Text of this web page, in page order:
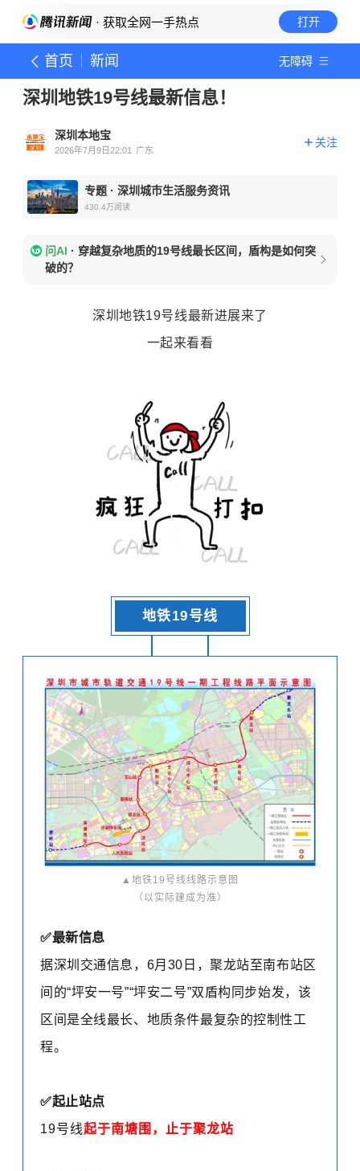
· 获取全网一手热点 打开
首页 新闻 无障碍
深圳地铁19号线最新信息！
深圳本地宝
2026年7月9日22:01 广东
关注
专题 · 深圳城市生活服务资讯
430.4万阅读
问AI · 穿越复杂地质的19号线最长区间，盾构是如何突
破的？
深圳地铁19号线最新进展来了
一起来看看
地铁19号线
▲地铁19号线线路示意图
（以实际建成为准）
✅最新信息
据深圳交通信息， 6月30日，聚龙站至南布站区
间的“坪安一号”“坪安二号”双盾构同步始发，该
区间是全线最长、地质条件最复杂的控制性工
程。
✅起止站点
19号线起于南塘围，止于聚龙站